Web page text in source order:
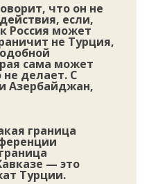
что он не
если,
Россия может
не Турция,
сама может
не делает. С
Азербайджан,
граница
— это
Турции.